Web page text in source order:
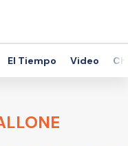
El Tiempo Video